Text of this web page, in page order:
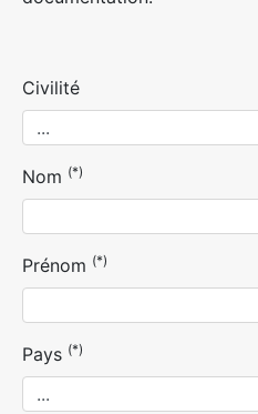
Civilité
Nom (*)
Prénom (*)
Pays (*)